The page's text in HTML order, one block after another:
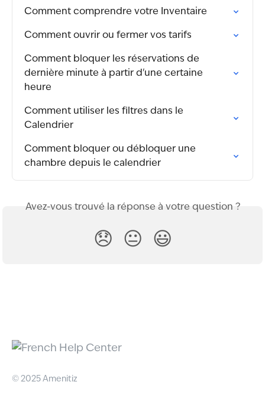
Comment comprendre votre Inventaire
Comment ouvrir ou fermer vos tarifs
Comment bloquer les réservations de
dernière minute à partir d'une certaine
heure
Comment utiliser les filtres dans le
Calendrier
Comment bloquer ou débloquer une
chambre depuis le calendrier
Avez-vous trouvé la réponse à votre question ?
😞 😐 😃
© 2025 Amenitiz